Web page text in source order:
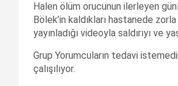
Halen ölüm orucunun ilerleyen
Bölek’in kaldıkları hastanede
yayınladığı videoyla saldırıyı ve
Grup Yorumcuların tedavi
çalışılıyor.